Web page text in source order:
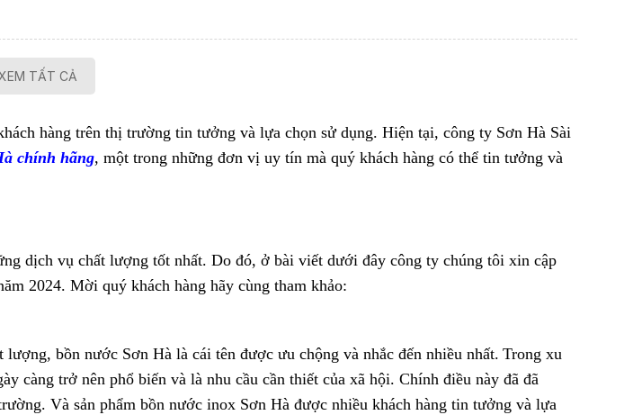
TẤT CẢ
hàng trên thị trường tin tưởng và lựa chọn sử dụng. Hiện tại, công ty Sơn Hà Sài
chính hãng, một trong những đơn vị uy tín mà quý khách hàng có thể tin tưởng và
dịch vụ chất lượng tốt nhất. Do đó, ở bài viết dưới đây công ty chúng tôi xin cập
2024. Mời quý khách hàng hãy cùng tham khảo:
bồn nước Sơn Hà là cái tên được ưu chộng và nhắc đến nhiều nhất. Trong xu
càng trở nên phổ biến và là nhu cầu cần thiết của xã hội. Chính điều này đã đã
Và sản phẩm bồn nước inox Sơn Hà được nhiều khách hàng tin tưởng và lựa